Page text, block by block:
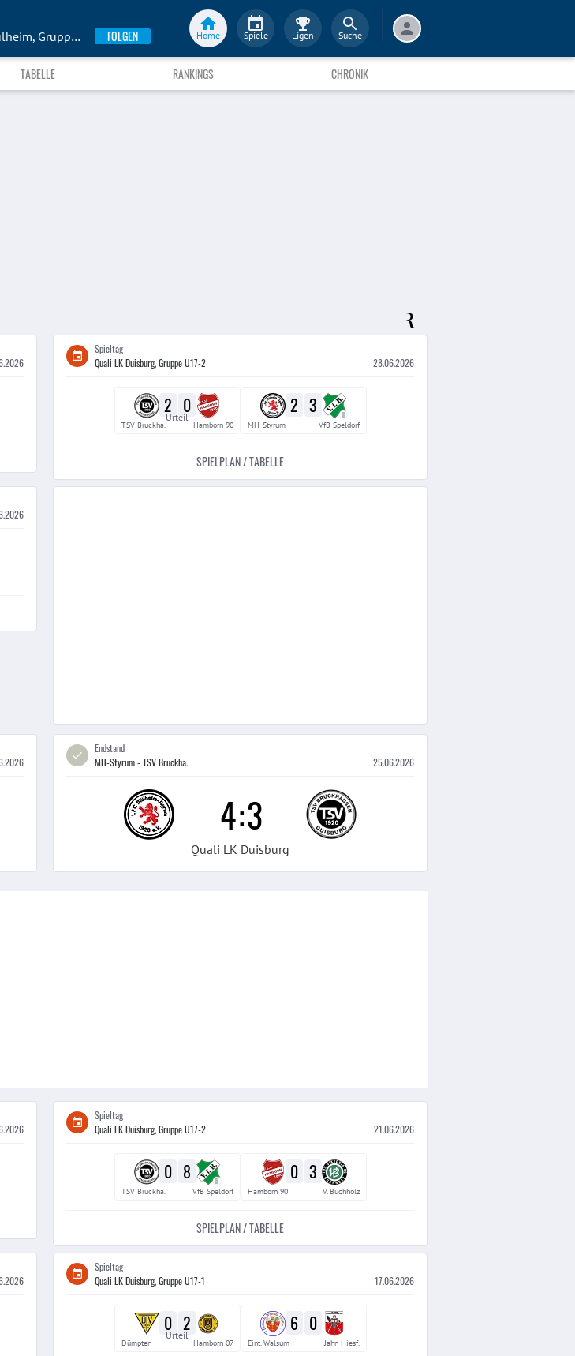
B-Junioren-Kreisklasse Duisburg & Dinslaken & Mülheim, Gruppe 2 FOLGEN Home Spiele Ligen Suche
TABELLE RANKINGS CHRONIK
Spieltag
Quali LK Duisburg, Gruppe U17-2
28.06.2026
2 0
Urteil
TSV Bruckha. Hamborn 90
2 3 II
MH-Styrum VfB Speldorf
SPIELPLAN / TABELLE
Endstand
MH-Styrum - TSV Bruckha.
25.06.2026
4:3
Quali LK Duisburg
Spieltag
Quali LK Duisburg, Gruppe U17-2
21.06.2026
0 8 II
TSV Bruckha. VfB Speldorf
0 3
Hamborn 90 V. Buchholz
SPIELPLAN / TABELLE
Spieltag
Quali LK Duisburg, Gruppe U17-1
17.06.2026
0 2
Urteil
Dümpten Hamborn 07
6 0
Eint. Walsum Jahn Hiesf.